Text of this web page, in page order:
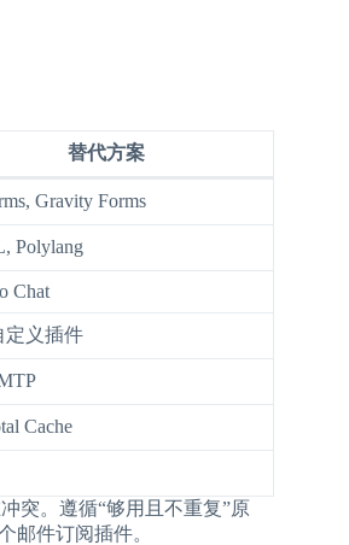
替代方案
Gravity Forms
Polylang
Chat
定义插件
Cache
突。遵循“够用且不重复”原
邮件订阅插件。